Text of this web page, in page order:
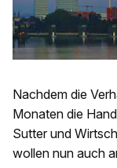
Nachdem die
Monaten die
Sutter und
wollen nun auch